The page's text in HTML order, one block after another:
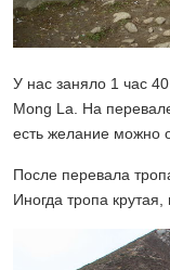
У нас заняло 1 час
Mong La. На
есть желание можно
После перевала
Иногда тропа